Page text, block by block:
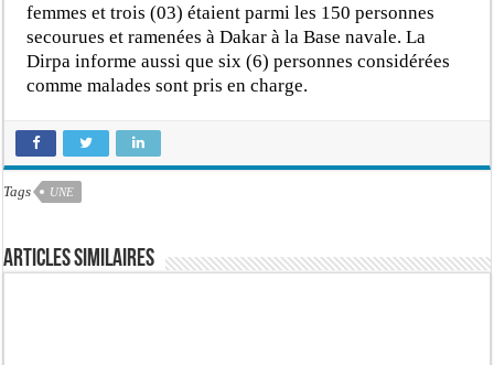
femmes et trois (03) étaient parmi les 150 personnes
secourues et ramenées à Dakar à la Base navale. La
Dirpa informe aussi que six (6) personnes considérées
comme malades sont pris en charge.
Tags UNE
Articles similaires